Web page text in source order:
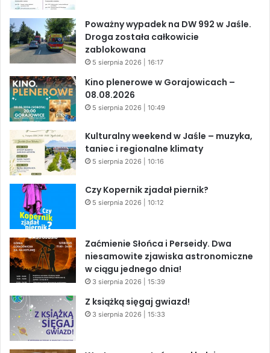
Poważny wypadek na DW 992 w Jaśle.
Droga została całkowicie
zablokowana
5 sierpnia 2026 | 16:17
Kino plenerowe w Gorajowicach –
08.08.2026
5 sierpnia 2026 | 10:49
Kulturalny weekend w Jaśle – muzyka,
taniec i regionalne klimaty
5 sierpnia 2026 | 10:16
Czy Kopernik zjadał piernik?
5 sierpnia 2026 | 10:12
Zaćmienie Słońca i Perseidy. Dwa
niesamowite zjawiska astronomiczne
w ciągu jednego dnia!
3 sierpnia 2026 | 15:39
Z książką sięgaj gwiazd!
3 sierpnia 2026 | 15:33